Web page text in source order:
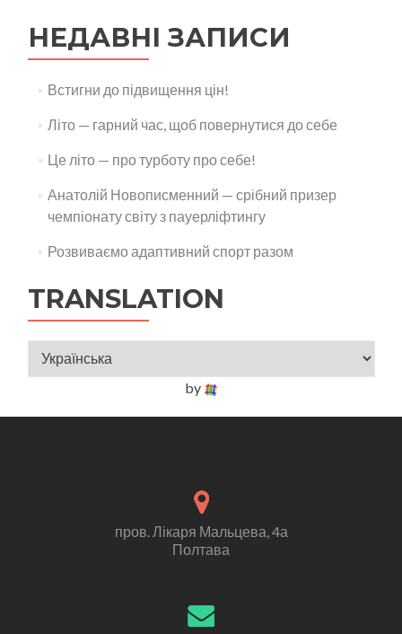
НЕДАВНІ ЗАПИСИ
Встигни до підвищення цін!
Літо — гарний час, щоб повернутися до себе
Це літо — про турботу про себе!
Анатолій Новописменний — срібний призер
чемпіонату світу з пауерліфтингу
Розвиваємо адаптивний спорт разом
TRANSLATION
by
пров. Лікаря Мальцева, 4а
Полтава